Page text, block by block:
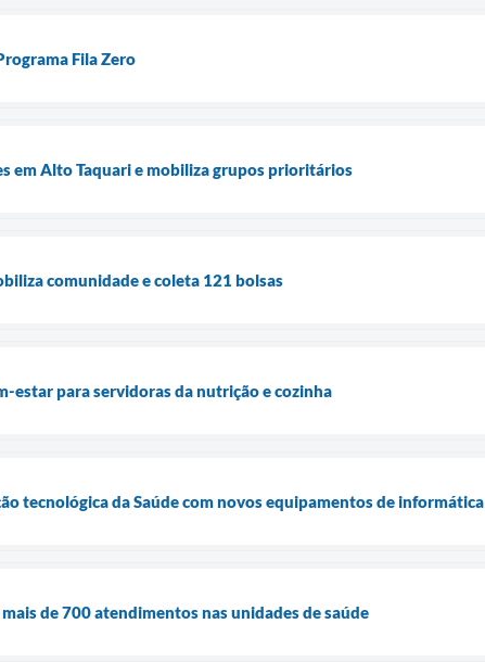
Fila Zero
em Alto Taquari e mobiliza grupos prioritários
comunidade e coleta 121 bolsas
estar para servidoras da nutrição e cozinha
tecnológica da Saúde com novos equipamentos de informática
de 700 atendimentos nas unidades de saúde